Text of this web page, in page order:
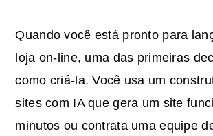
Quando você está pronto para
loja on-line, uma das primeiras
como criá-la. Você usa um
sites com IA que gera um site
minutos ou contrata uma equipe